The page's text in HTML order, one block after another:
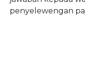
penyelewengan